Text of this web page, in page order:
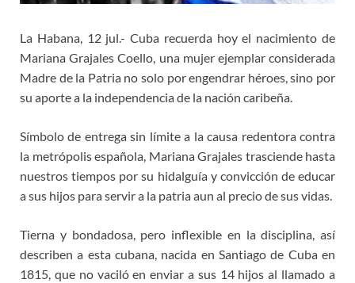
La Habana, 12 jul.- Cuba recuerda hoy el nacimiento de
Mariana Grajales Coello, una mujer ejemplar considerada
Madre de la Patria no solo por engendrar héroes, sino por
su aporte a la independencia de la nación caribeña.
Símbolo de entrega sin límite a la causa redentora contra
la metrópolis española, Mariana Grajales trasciende hasta
nuestros tiempos por su hidalguía y convicción de educar
a sus hijos para servir a la patria aun al precio de sus vidas.
Tierna y bondadosa, pero inflexible en la disciplina, así
describen a esta cubana, nacida en Santiago de Cuba en
1815, que no vaciló en enviar a sus 14 hijos al llamado a